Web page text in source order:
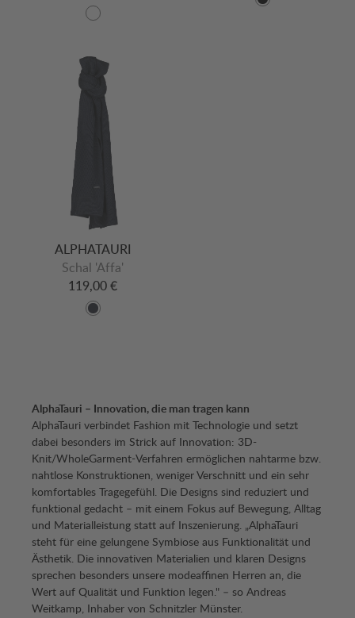
ALPHATAURI
Schal 'Affa'
119,00 €
AlphaTauri – Innovation, die man tragen kann
AlphaTauri verbindet Fashion mit Technologie und setzt
dabei besonders im Strick auf Innovation: 3D-
Knit/WholeGarment-Verfahren ermöglichen nahtarme bzw.
nahtlose Konstruktionen, weniger Verschnitt und ein sehr
komfortables Tragegefühl. Die Designs sind reduziert und
funktional gedacht – mit einem Fokus auf Bewegung, Alltag
und Materialleistung statt auf Inszenierung. „AlphaTauri
steht für eine gelungene Symbiose aus Funktionalität und
Ästhetik. Die innovativen Materialien und klaren Designs
sprechen besonders unsere modeaffinen Herren an, die
Wert auf Qualität und Funktion legen." – so Andreas
Weitkamp, Inhaber von Schnitzler Münster.